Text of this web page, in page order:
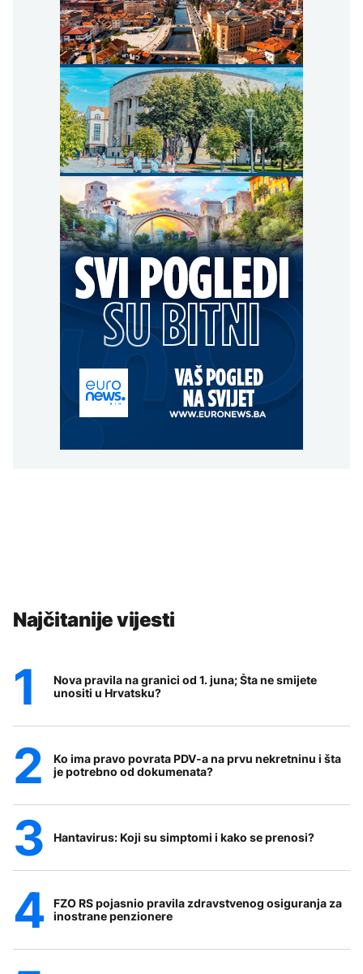
Najčitanije vijesti
Nova pravila na granici od 1. juna; Šta ne smijete
unositi u Hrvatsku?
Ko ima pravo povrata PDV-a na prvu nekretninu i šta
je potrebno od dokumenata?
Hantavirus: Koji su simptomi i kako se prenosi?
FZO RS pojasnio pravila zdravstvenog osiguranja za
inostrane penzionere